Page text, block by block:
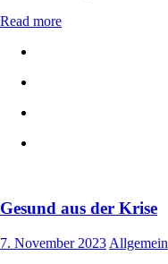
Read more
Gesund aus der Krise
7. November 2023 Allgemein